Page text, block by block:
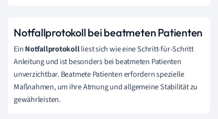
Notfallprotokoll bei beatmeten Patienten
EinNotfallprotokollliest sich wie eine Schritt-für-Schritt
Anleitung und ist besonders bei beatmeten Patienten
unverzichtbar. Beatmete Patienten erfordern spezielle
Maßnahmen, um ihre Atmung und allgemeine Stabilität zu
gewährleisten.